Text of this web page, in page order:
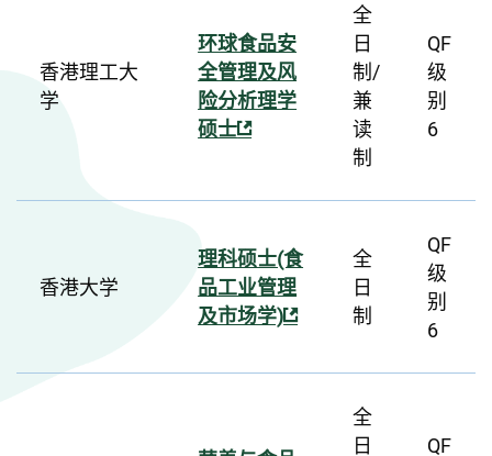
香港理工大
学
环球食品安
全管理及风
险分析理学
硕士
全
日
制/
兼
读
制
QF
级
别
6
香港大学
理科硕士(食
品工业管理
及市场学)
全
日
制
QF
级
别
6
全
日
QF